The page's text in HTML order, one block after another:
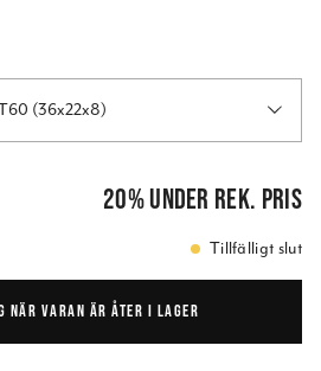
(36x22x8)
119,00 kr
20%under rek. pris
Tillfälligt slut
NÄR VARAN ÄR ÅTER I LAGER